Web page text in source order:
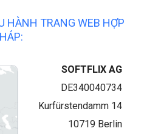
HÀNH TRANG WEB HỢP
SOFTFLIX AG
DE340040734
Kurfürstendamm 14
10719 Berlin